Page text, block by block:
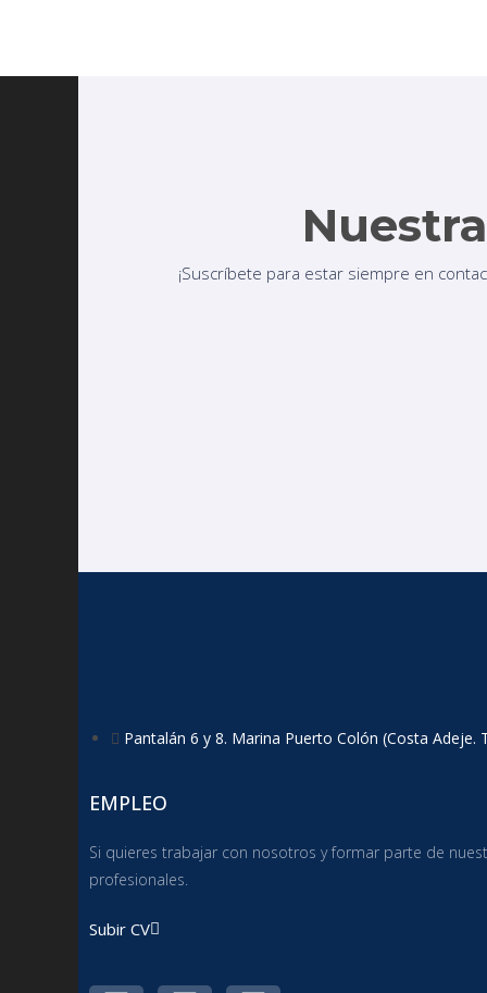
¡Suscríbete para estar siempre en
Pantalán 6 y 8. Marina Puerto Colón (Costa Adeje.
EMPLEO
Si quieres trabajar con nosotros y formar parte de
profesionales.
Subir CV